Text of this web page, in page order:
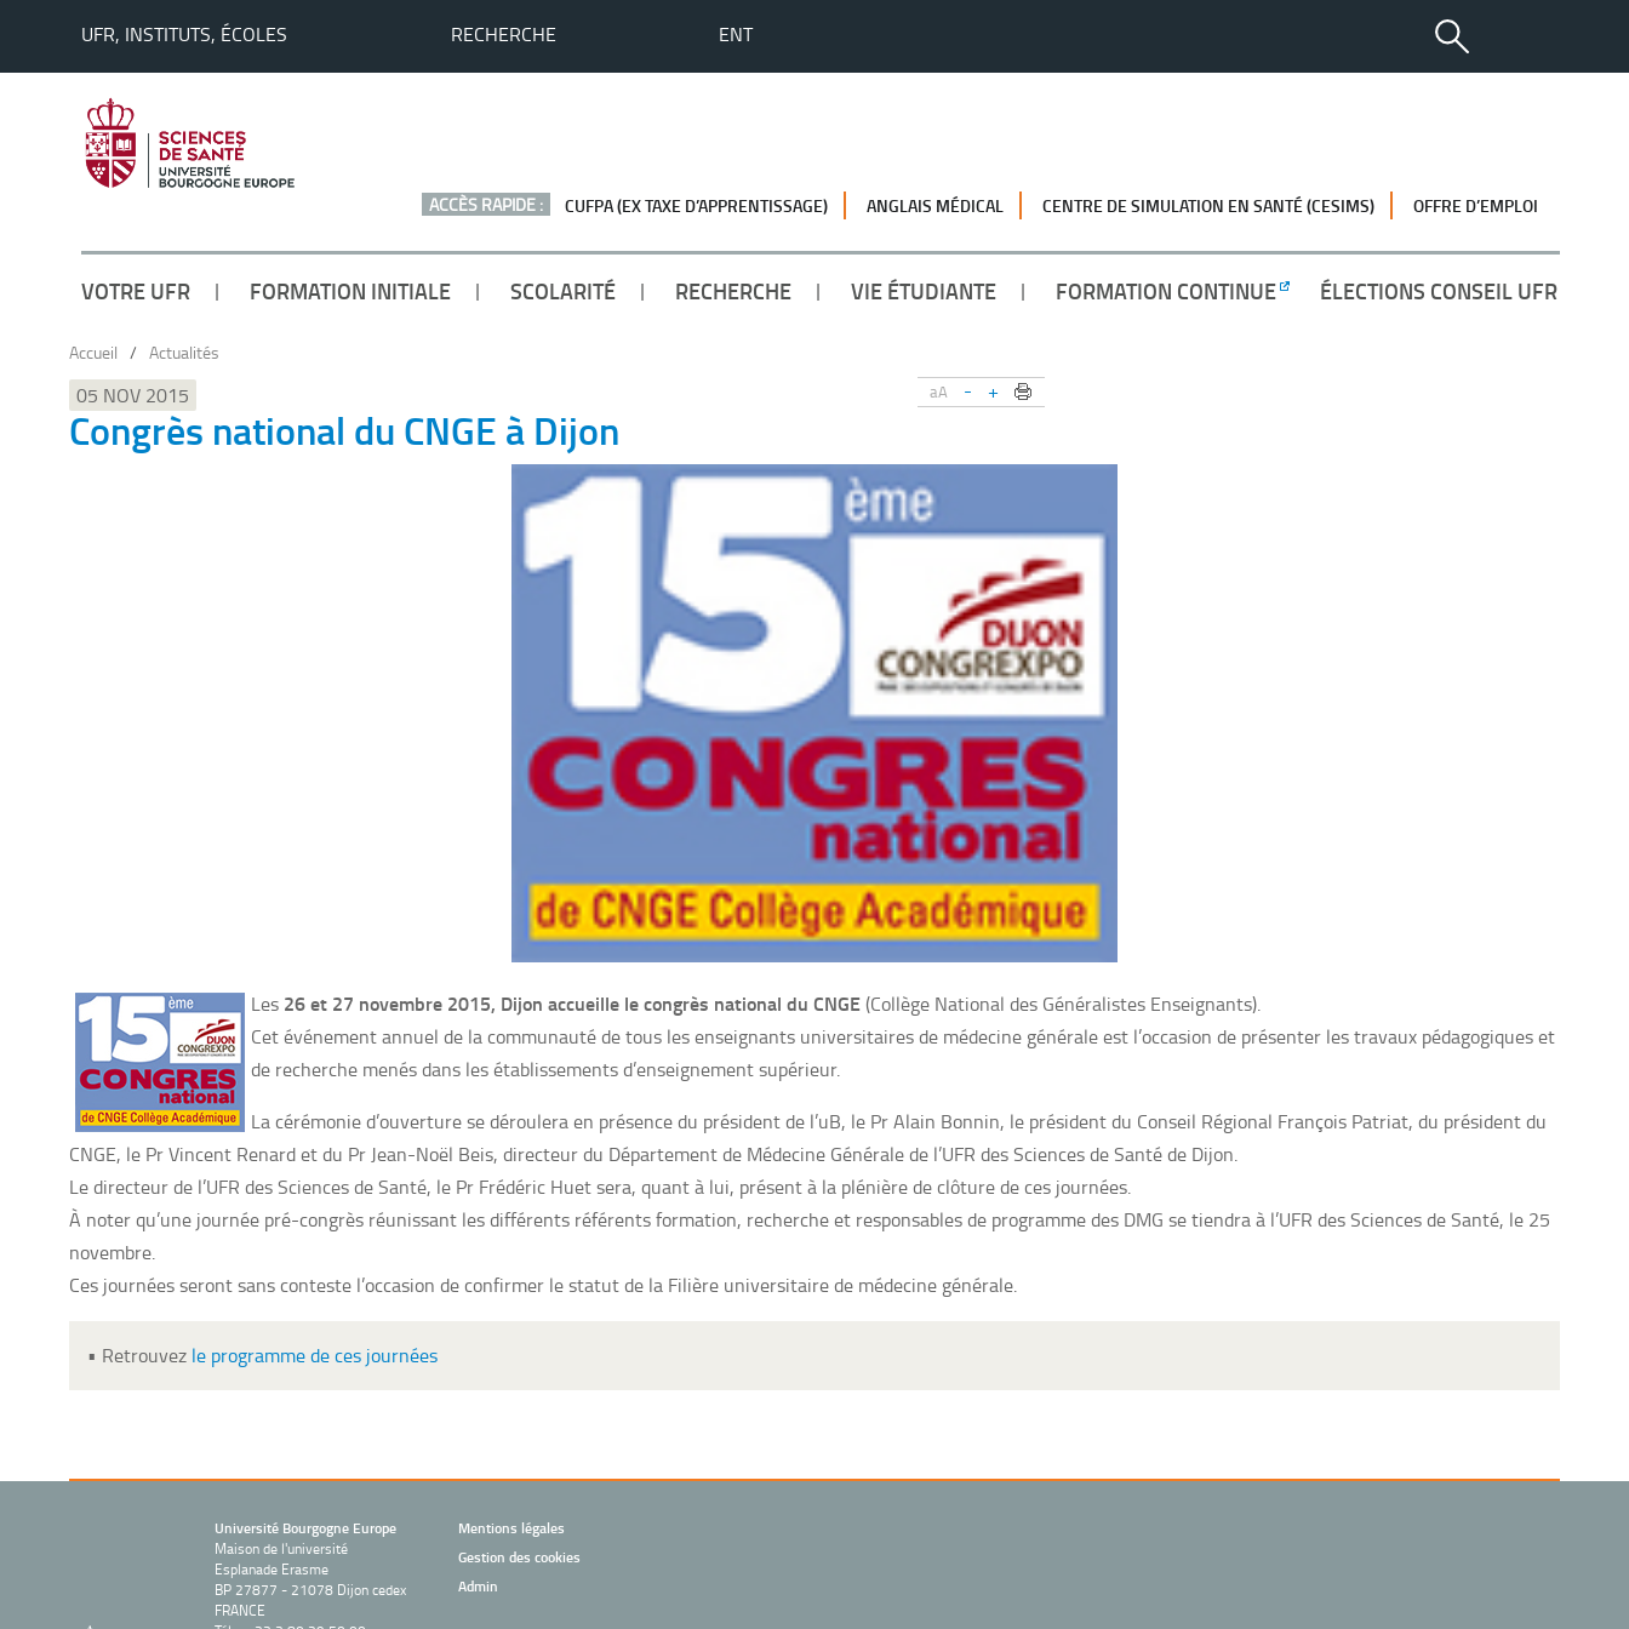
UFR, INSTITUTS, ÉCOLES RECHERCHE ENT
ACCÈS RAPIDE : CUFPA (EX TAXE D’APPRENTISSAGE) ANGLAIS MÉDICAL CENTRE DE SIMULATION EN SANTÉ (CESIMS) OFFRE D’EMPLOI
VOTRE UFR FORMATION INITIALE SCOLARITÉ RECHERCHE VIE ÉTUDIANTE FORMATION CONTINUE ÉLECTIONS CONSEIL UFR
Accueil / Actualités
aA - +
05 NOV 2015
Congrès national du CNGE à Dijon
Les 26 et 27 novembre 2015, Dijon accueille le congrès national du CNGE(Collège National des Généralistes Enseignants).
Cet événement annuel de la communauté de tous les enseignants universitaires de médecine générale est l’occasion de présenter les travaux pédagogiques et
de recherche menés dans les établissements d’enseignement supérieur.
La cérémonie d’ouverture se déroulera en présence du président de l’uB, le Pr Alain Bonnin, le président du Conseil Régional François Patriat, du président du
CNGE, le Pr Vincent Renard et du Pr Jean-Noël Beis, directeur du Département de Médecine Générale de l’UFR des Sciences de Santé de Dijon.
Le directeur de l’UFR des Sciences de Santé, le Pr Frédéric Huet sera, quant à lui, présent à la plénière de clôture de ces journées.
À noter qu’une journée pré-congrès réunissant les différents référents formation, recherche et responsables de programme des DMG se tiendra à l’UFR des Sciences de Santé, le 25
novembre.
Ces journées seront sans conteste l’occasion de confirmer le statut de la Filière universitaire de médecine générale.
• Retrouvez le programme de ces journées
Université Bourgogne Europe
Maison de l'université
Esplanade Erasme
BP 27877 - 21078 Dijon cedex
FRANCE
Mentions légales
Gestion des cookies
Admin